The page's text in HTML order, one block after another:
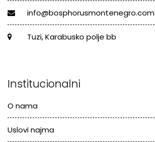
info@bosphorusmontenegro.com
Tuzi, Karabusko polje bb
Institucionalni
O nama
Uslovi najma